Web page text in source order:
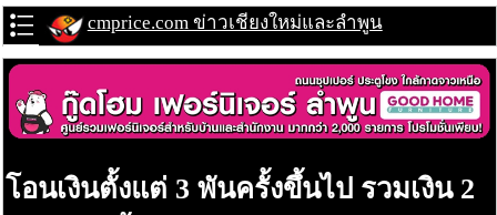
cmprice.com ข่าวเชียงใหม่และลำพูน
โอนเงินตั้งแต่ 3 พันครั้งขึ้นไป รวมเงิน 2